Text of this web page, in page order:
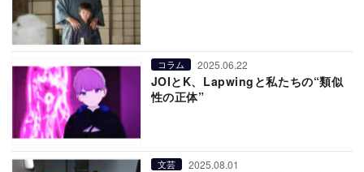
コラム 2025.06.22
JOIとK、Lapwingと私たちの“類似
性の正体”
文芸 2025.08.01